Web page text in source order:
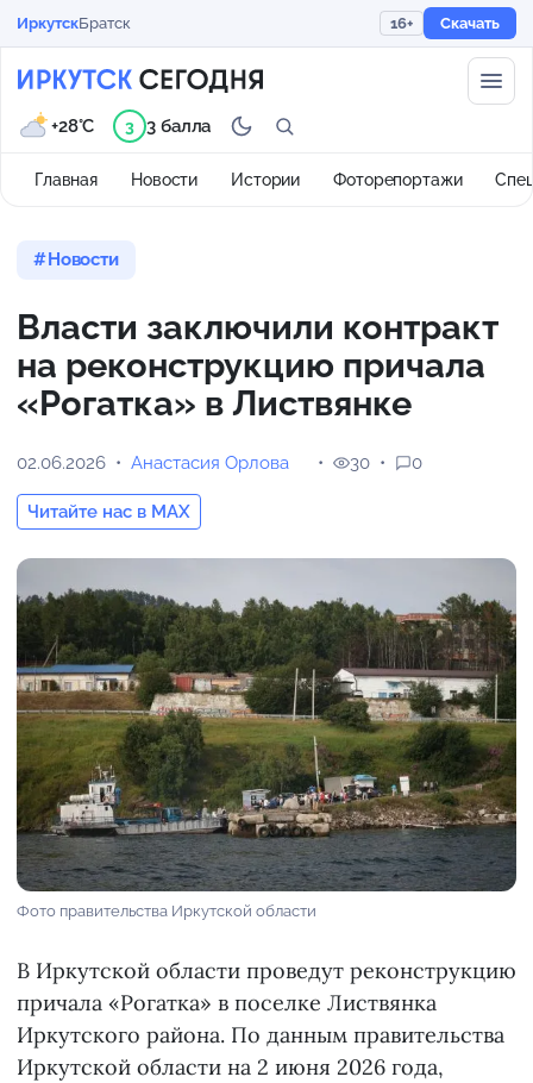
ИркутскБратск 16+ Скачать
Главная Новости Истории Фоторепортажи
+28°C 3 3 балла
Новости
Власти заключили контракт
на реконструкцию причала
«Рогатка» в Листвянке
02.06.2026 Анастасия Орлова
Читайте нас в MAX
30 0
Фото правительства Иркутской области
В Иркутской области проведут реконструкцию
причала «Рогатка» в поселке Листвянка
Иркутского района. По данным правительства
Иркутской области на 2 июня 2026 года,